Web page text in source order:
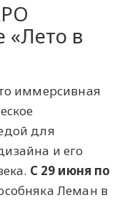
«Лето в
иммерсивная
для
и его
С 29 июня по
Леман в